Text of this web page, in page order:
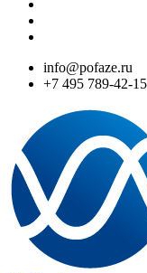
info@pofaze.ru
+7 495 789-42-15